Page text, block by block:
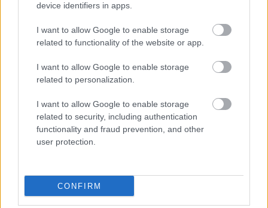
device identifiers in apps.
I want to allow Google to enable storage
related to functionality of the website or app.
I want to allow Google to enable storage
related to personalization.
I want to allow Google to enable storage
related to security, including authentication
functionality and fraud prevention, and other
user protection.
CONFIRM
ÉLETMÓD
A boldogság néha csak négy szó és egy
Zahorján Ivett